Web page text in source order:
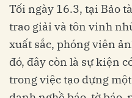
Tối ngày 16.3, tại Bảo
trao giải và tôn vinh
xuất sắc, phóng viên
đó, đây còn là sự kiện
trong việc tạo dựng